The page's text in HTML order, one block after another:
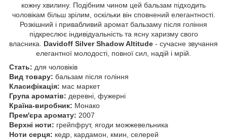
кожну хвилину. Подібним чином цей бальзам підходить
чоловікам більш зрілим, оскільки він сповнений елегантності.
Розкішний і привабливий аромат бальзаму після гоління
підкреслює індивідуальність та ясну харизму свого
власника. Davidoff Silver Shadow Altitude - сучасне звучання
елегантної молодості, повної сил, надій і мрій.
Стать: для чоловіків
Вид товару: бальзам після гоління
Класифікація: мас маркет
Група ароматів: деревні, фужерні
Країна-виробник: Монако
Прем'єра аромату: 2007
Верхні ноти: грейпфрут, ягоди можжевельника
Ноти серця: кедр, кардамон, кмин, селерей